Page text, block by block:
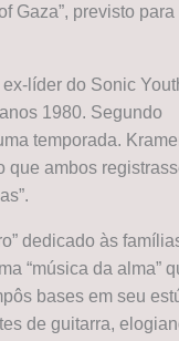
Gaza”, previsto para
líder do Sonic
1980. Segundo
temporada.
que ambos
dedicado às
“música da alma”
bases em seu
de guitarra,